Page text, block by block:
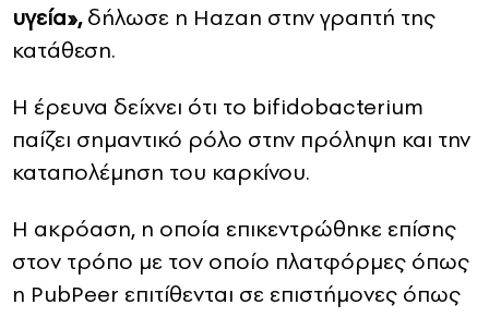
υγεία»,δήλωσε η Hazan στην γραπτή της
κατάθεση.
Η έρευνα δείχνει ότι το bifidobacterium
παίζει σημαντικό ρόλο στην πρόληψη και την
καταπολέμηση του καρκίνου.
Η ακρόαση, η οποία επικεντρώθηκε επίσης
στον τρόπο με τον οποίο πλατφόρμες όπως
η PubPeer επιτίθενται σε επιστήμονες όπως